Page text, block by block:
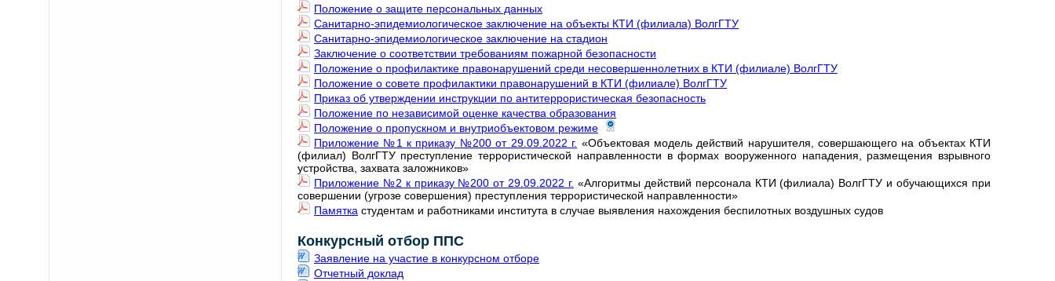
Положение о защите персональных данных
Санитарно-эпидемиологическое заключение на объекты КТИ (филиала) ВолгГТУ
Санитарно-эпидемиологическое заключение на стадион
Заключение о соответствии требованиям пожарной безопасности
Положение о профилактике правонарушений среди несовершеннолетних в КТИ (филиале) ВолгГТУ
Положение о совете профилактики правонарушений в КТИ (филиале) ВолгГТУ
Приказ об утверждении инструкции по антитеррористическая безопасность
Положение по независимой оценке качества образования
Положение о пропускном и внутриобъектовом режиме
Приложение №1 к приказу №200 от 29.09.2022 г. «Объектовая модель действий нарушителя, совершающего на объектах КТИ
(филиал) ВолгГТУ преступление террористической направленности в формах вооруженного нападения, размещения взрывного
устройства, захвата заложников»
Приложение №2 к приказу №200 от 29.09.2022 г. «Алгоритмы действий персонала КТИ (филиала) ВолгГТУ и обучающихся при
совершении (угрозе совершения) преступления террористической направленности»
Памятка студентам и работниками института в случае выявления нахождения беспилотных воздушных судов
Конкурсный отбор ППС
Заявление на участие в конкурсном отборе
Отчетный доклад